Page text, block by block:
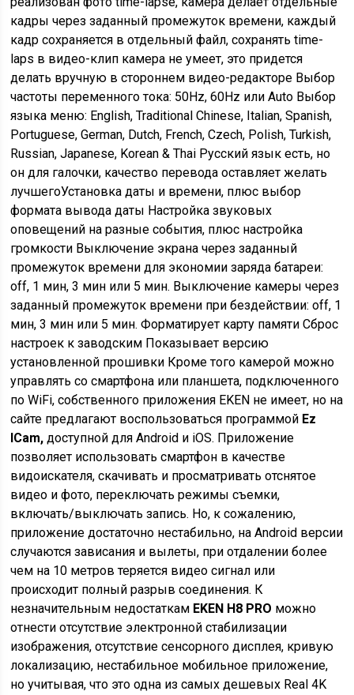
кадры через заданный промежуток времени, каждый
кадр сохраняется в отдельный файл, сохранять time-
laps в видео-клип камера не умеет, это придется
делать вручную в стороннем видео-редакторе Выбор
частоты переменного тока: 50Hz, 60Hz или Auto Выбор
языка меню: English, Traditional Chinese, Italian, Spanish,
Portuguese, German, Dutch, French, Czech, Polish, Turkish,
Russian, Japanese, Korean & Thai Русский язык есть, но
он для галочки, качество перевода оставляет желать
лучшегоУстановка даты и времени, плюс выбор
формата вывода даты Настройка звуковых
оповещений на разные события, плюс настройка
громкости Выключение экрана через заданный
промежуток времени для экономии заряда батареи:
off, 1 мин, 3 мин или 5 мин. Выключение камеры через
заданный промежуток времени при бездействии: off, 1
мин, 3 мин или 5 мин. Форматирует карту памяти Сброс
настроек к заводским Показывает версию
установленной прошивки Кроме того камерой можно
управлять со смартфона или планшета, подключенного
по WiFi, собственного приложения EKEN не имеет, но на
сайте предлагают воспользоваться программой Ez
ICam,доступной для Android и iOS. Приложение
позволяет использовать смартфон в качестве
видоискателя, скачивать и просматривать отснятое
видео и фото, переключать режимы съемки,
включать/выключать запись. Но, к сожалению,
приложение достаточно нестабильно, на Android версии
случаются зависания и вылеты, при отдалении более
чем на 10 метров теряется видео сигнал или
происходит полный разрыв соединения. К
незначительным недостаткам EKEN H8 PRO можно
отнести отсутствие электронной стабилизации
изображения, отсутствие сенсорного дисплея, кривую
локализацию, нестабильное мобильное приложение,
но учитывая, что это одна из самых дешевых Real 4K